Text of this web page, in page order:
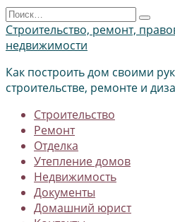
Перейти
к
содержанию
Search
for:
Строительство, ремонт,
недвижимости
Как построить дом своими
строительстве, ремонте и
Строительство
Ремонт
Отделка
Утепление домов
Недвижимость
Документы
Домашний юрист